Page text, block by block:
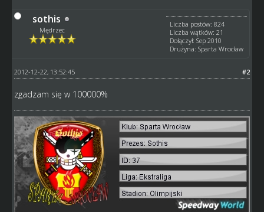
sothis
Mędrzec
Liczba postów: 824
Liczba wątków: 21
Dołączył: Sep 2010
Drużyna: Sparta Wrocław
#2
2012-12-22, 13:52:45
zgadzam się w 100000%